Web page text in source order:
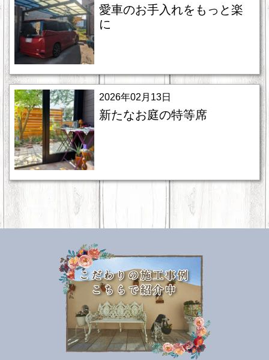
愛車のお手入れをもっと楽
に
2026年02月13日
新たなお庭の特等席